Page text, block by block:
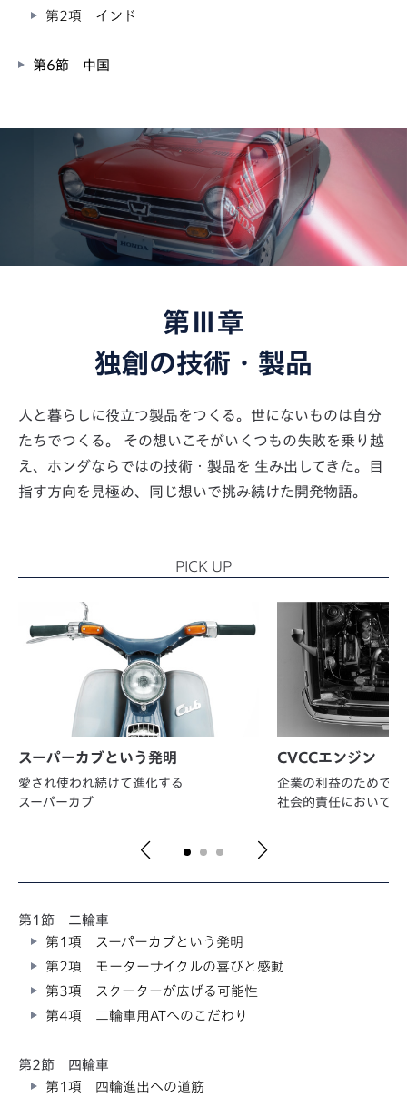
第2項 インド
第6節 中国
第Ⅲ章
独創の技術・製品
人と暮らしに役立つ製品をつくる。世にないものは自分
たちでつくる。
その想いこそがいくつもの失敗を乗り越
え、ホンダならではの技術・製品を 生み出してきた。目
指す方向を見極め、同じ想いで挑み続けた開発物語。
PICK UP
スーパーカブという発明
愛され使われ続けて進化する
スーパーカブ
CVCCエンジン
企業の利益のためでは
社会的責任において
第1節 二輪車
第1項 スーパーカブという発明
第2項 モーターサイクルの喜びと感動
第3項 スクーターが広げる可能性
第4項 二輪車用ATへのこだわり
第2節 四輪車
第1項 四輪進出への道筋